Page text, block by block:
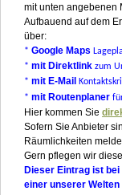
mit unten angebenen
Aufbauend auf dem
über:
* Google Maps
* mit Direktlink zum
* mit E-Mail
* mit Routenplaner
Hier kommen Sie
Sofern Sie Anbieter
Räumlichkeiten
Gern pflegen wir
Dieser Eintrag ist
einer unserer